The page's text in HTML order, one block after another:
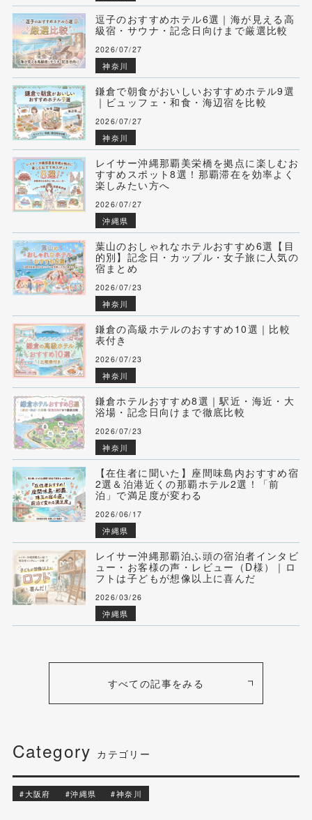
逗子のおすすめホテル6選｜海が見える高
級宿・サウナ・記念日向けまで厳選比較
2026/07/27
神奈川
鎌倉で朝食がおいしいおすすめホテル9選
｜ビュッフェ・和食・海辺宿を比較
2026/07/27
神奈川
レイサー沖縄那覇美栄橋を拠点に楽しむお
すすめスポット8選！那覇滞在を効率よく
楽しみたい方へ
2026/07/27
沖縄県
葉山のおしゃれなホテルおすすめ6選【目
的別】記念日・カップル・女子旅に人気の
宿まとめ
2026/07/23
神奈川
鎌倉の高級ホテルのおすすめ10選｜比較
表付き
2026/07/23
神奈川
鎌倉ホテルおすすめ8選｜駅近・海近・大
浴場・記念日向けまで徹底比較
2026/07/23
神奈川
【在住者に聞いた】座間味島内おすすめ宿
2選＆泊港近くの那覇ホテル2選！「前
泊」で満足度が変わる
2026/06/17
沖縄県
レイサー沖縄那覇泊ふ頭の宿泊者インタビ
ュー・お客様の声・レビュー（D様）｜ロ
フトは子どもが想像以上に喜んだ
2026/03/26
沖縄県
すべての記事をみる
Category カテゴリー
#大阪府 #沖縄県 #神奈川